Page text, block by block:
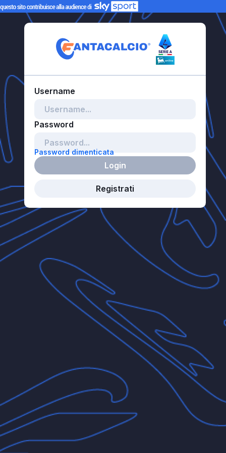
Password dimenticata
Login
Registrati